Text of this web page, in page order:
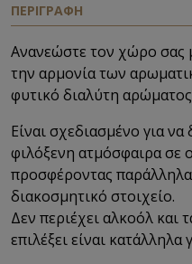
ΠΕΡΙΓΡΑΦΗ
Ανανεώστε τον χώρο σας
την αρμονία των
φυτικό διαλύτη
Είναι σχεδιασμένο για
φιλόξενη ατμόσφαιρα σε
προσφέροντας
διακοσμητικό στοιχείο.
Δεν περιέχει αλκοόλ
επιλέξει είναι